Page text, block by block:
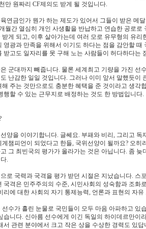
만 원짜리 CF제의도 받게 될 것입니다.
연금인가 뭔가 하는 제도가 있어서 그들이 받은 메
월간 열심히 개인 사생활을 반납하고 연습한 공로
받게 되고, 이후 살아가는데 여러 모로 유무형의 유
영광과 만족을 위해서 이기도 하다는 점을 감안할
받고도 일자리를 못 구해 노는 사람들이 허다하다는
군대까지 빼줍니다. 물론 세계최고 기량을 가진 선
난감한 일일 것입니다. 그러나 이미 앞서 말했듯
해 주는 것만으로도 충분한 혜택을 준 것이라고 생
행할 수 있는 근무지로 배정하는 것도 한 방법입니다.
양을 이야기합니다. 글쎄요. 부패와 비리, 그리고
챔피언이 되었다고 한들, 국위선양이 될까요? 오
그 최빈국의 평가가 올라가는 것은 아닙니다. 좀
.
로 국력과 국격을 평가 받던 시절은 지났습니다. 스
국격은 민주주의의 수준, 시민사회의 성숙함과 조
리에 대한 사회의 자기 통제능력, 언론과 표현의 자
선수가 흘린 눈물로 국민들이 모두 마음 아파하고
습니다. 신아름 선수에게 이긴 독일의 하이데르만
서 관련 분야에서 크고 작은 상을 수상한 경력도 있